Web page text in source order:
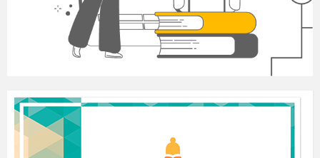
поваги колег на роботі;
змін у житті на краще.
Відкриті питання та завдання ( 2б)
9.
Вказати визначення та характерні
особливості реалізму.